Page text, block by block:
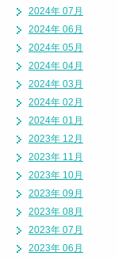
2024年 07月
2024年 06月
2024年 05月
2024年 04月
2024年 03月
2024年 02月
2024年 01月
2023年 12月
2023年 11月
2023年 10月
2023年 09月
2023年 08月
2023年 07月
2023年 06月